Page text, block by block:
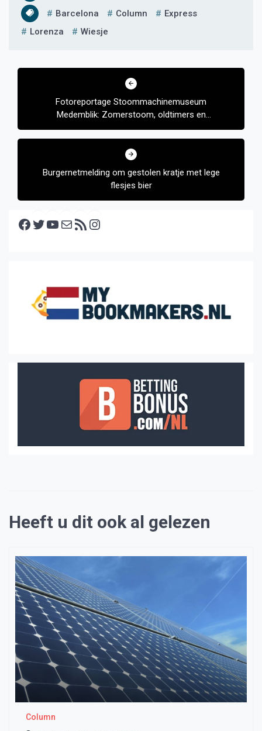
Barcelona Column
Express
Lorenza
Wiesje
Bericht
Fotoreportage Stoommachinemuseum
Medemblik: Zomerstoom, oldtimers en
locatietheater
Burgernetmelding om gestolen kratje met lege
flesjes bier
Facebook Twitter YouTube E-mail RSS feed
Heeft u dit ook al gelezen
Column